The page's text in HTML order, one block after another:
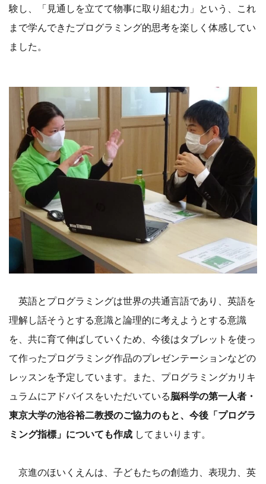
験し、「見通しを立てて物事に取り組む力」という、これ
まで学んできたプログラミング的思考を楽しく体感してい
ました。
英語とプログラミングは世界の共通言語であり、英語を
理解し話そうとする意識と論理的に考えようとする意識
を、共に育て伸ばしていくため、今後はタブレットを使っ
て作ったプログラミング作品のプレゼンテーションなどの
レッスンを予定しています。また、プログラミングカリキ
ュラムにアドバイスをいただいている脳科学の第一人者・
東京大学の池谷裕二教授のご協力のもと、今後「プログラ
ミング指標」についても作成 してまいります。
京進のほいくえんは、子どもたちの創造力、表現力、英